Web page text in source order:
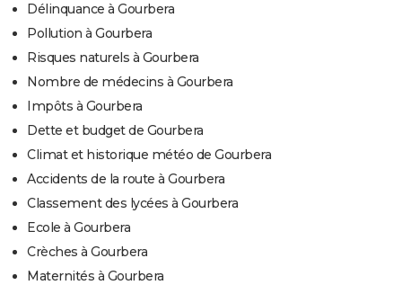
Délinquance à Gourbera
Pollution à Gourbera
Risques naturels à Gourbera
Nombre de médecins à Gourbera
Impôts à Gourbera
Dette et budget de Gourbera
Climat et historique météo de Gourbera
Accidents de la route à Gourbera
Classement des lycées à Gourbera
Ecole à Gourbera
Crèches à Gourbera
Maternités à Gourbera